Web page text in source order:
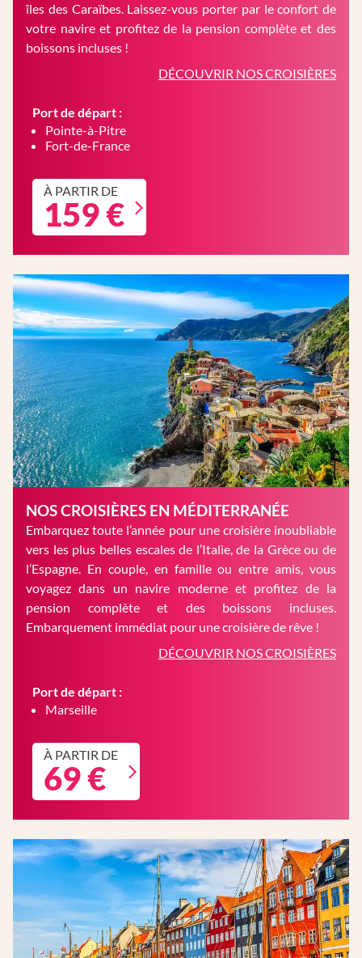
îles des Caraïbes. Laissez-vous porter par le confort de
votre navire et profitez de la pension complète et des
boissons incluses !
DÉCOUVRIR NOS CROISIÈRES
Port de départ :
Pointe-à-Pitre
Fort-de-France
À PARTIR DE
159 €
NOS CROISIÈRES EN MÉDITERRANÉE
Embarquez toute l’année pour une croisière inoubliable
vers les plus belles escales de l’Italie, de la Grèce ou de
l’Espagne. En couple, en famille ou entre amis, vous
voyagez dans un navire moderne et profitez de la
pension complète et des boissons incluses.
Embarquement immédiat pour une croisière de rêve !
DÉCOUVRIR NOS CROISIÈRES
Port de départ :
Marseille
À PARTIR DE
69 €